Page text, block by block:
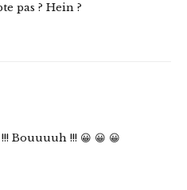
pas ? Hein ?
Bouuuuh !!! 😀 😀 😀